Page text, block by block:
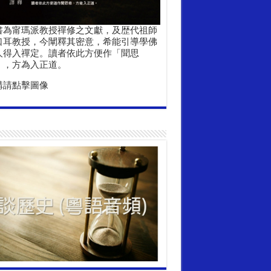
為甯瑪派教授禪修之文獻，及歴代祖師
耳教授，今闡釋其密意，希能引導學佛
得入禪定。讀者依此方便作「聞思
方為入正道。
請點擊圖像